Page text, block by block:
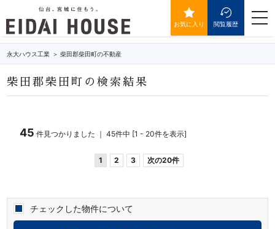
お気に入り 閲覧履歴
永大ハウス工業 柴田郡柴田町の不動産
柴田郡柴田町の検索結果
45 件見つかりました ｜ 45件中 [1 - 20件を表示]
1 2 3 次の20件
チェックした物件について